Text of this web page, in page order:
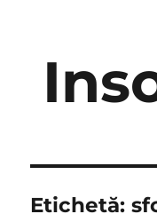
Etichetă: